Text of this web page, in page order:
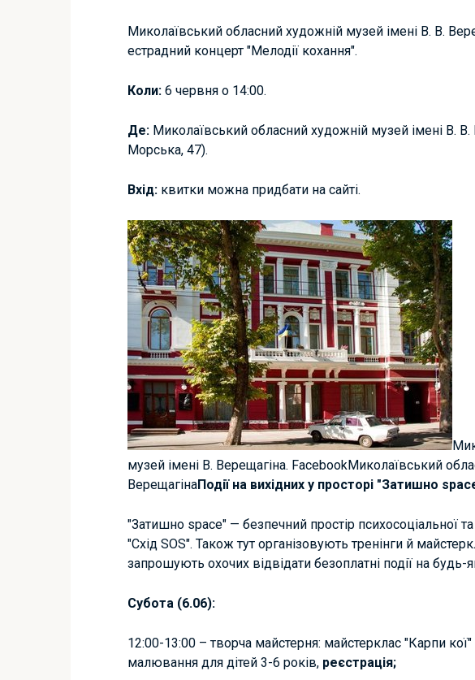
Миколаївський обласний художній музей імені В. В.
естрадний концерт "Мелодії кохання".
Коли: 6 червня о 14:00.
Де: Миколаївський обласний художній музей імені В.
Морська, 47).
Вхід: квитки можна придбати на сайті.
музей імені В. Верещагіна. FacebookМиколаївський
ВерещагінаПодії на вихідних у просторі "Затишно
"Затишно space" — безпечний простір психосоціальної
"Схід SOS". Також тут організовують тренінги й
запрошують охочих відвідати безоплатні події на будь-
Субота (6.06):
12:00-13:00 – творча майстерня: майстерклас "Карпи кої"
малювання для дітей 3-6 років, реєстрація;